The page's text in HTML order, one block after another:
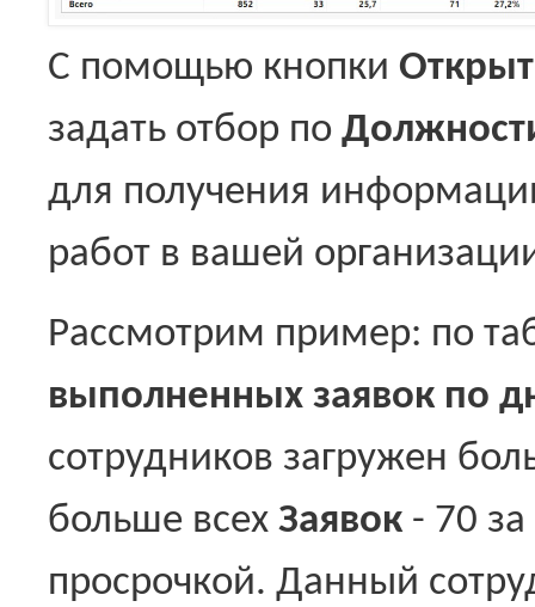
С помощью кнопки
задать отбор по
для получения
работ в вашей
Рассмотрим пример: по
выполненных заявок по
сотрудников загружен
больше всех Заявок - 70
просрочкой. Данный